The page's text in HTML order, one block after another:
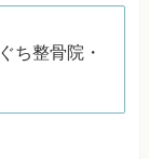
ち整骨院・